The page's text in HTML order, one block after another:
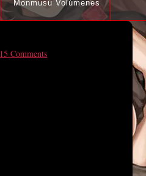
Monmusu Volúmenes
15 Comments